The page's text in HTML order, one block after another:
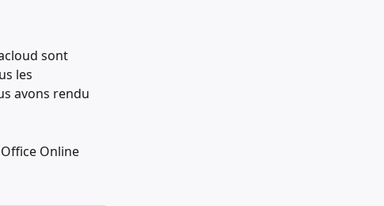
sont
les
avons rendu
Online